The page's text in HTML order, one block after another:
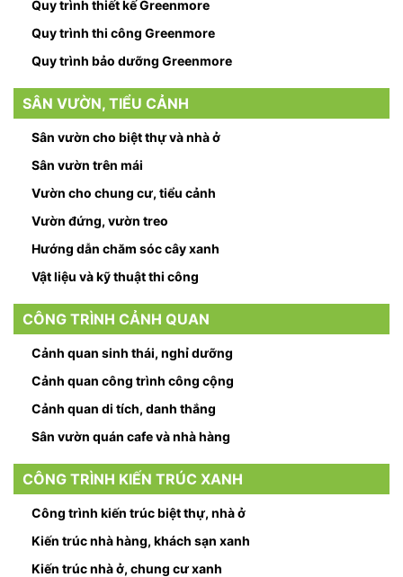
Quy trình thiết kế Greenmore
Quy trình thi công Greenmore
Quy trình bảo dưỡng Greenmore
SÂN VƯỜN, TIỂU CẢNH
Sân vườn cho biệt thự và nhà ở
Sân vườn trên mái
Vườn cho chung cư, tiểu cảnh
Vườn đứng, vườn treo
Hướng dẫn chăm sóc cây xanh
Vật liệu và kỹ thuật thi công
CÔNG TRÌNH CẢNH QUAN
Cảnh quan sinh thái, nghỉ dưỡng
Cảnh quan công trình công cộng
Cảnh quan di tích, danh thắng
Sân vườn quán cafe và nhà hàng
CÔNG TRÌNH KIẾN TRÚC XANH
Công trình kiến trúc biệt thự, nhà ở
Kiến trúc nhà hàng, khách sạn xanh
Kiến trúc nhà ở, chung cư xanh